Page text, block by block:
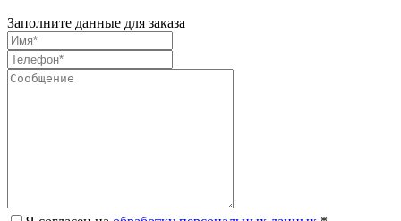
Заполните данные для заказа